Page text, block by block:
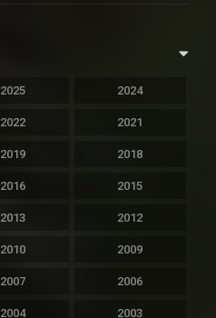
2025 2024
2022 2021
2019 2018
2016 2015
2013 2012
2010 2009
2007 2006
2004 2003